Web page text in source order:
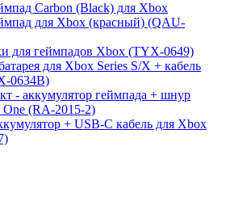
Carbon (Black) для Xbox
для Xbox (красный) (QAU-
для геймпадов Xbox (TYX-0649)
для Xbox Series S/X + кабель
0634B)
- аккумулятор геймпада + шнур
One (RA-2015-2)
+ USB-C кабель для Xbox